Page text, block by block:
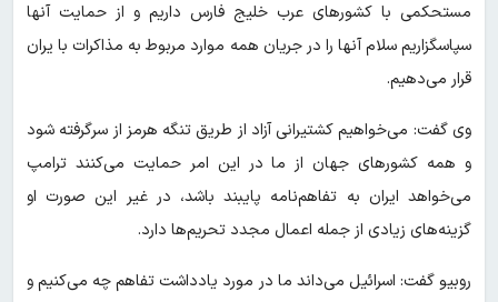
مستحکمی با کشورهای عرب خلیج فارس داریم و از حمایت آنها
سپاسگزاریم سلام آنها را در جریان همه موارد مربوط به مذاکرات با یران
قرار می‌دهیم.
وی گفت: می‌خواهیم کشتیرانی آزاد از طریق تنگه هرمز از سرگرفته شود
و همه کشورهای جهان از ما در این امر حمایت می‌کنند ترامپ
می‌خواهد ایران به تفاهم‌نامه پایبند باشد، در غیر این صورت او
گزینه‌های زیادی از جمله اعمال مجدد تحریم‌ها دارد.
روبیو گفت: اسرائیل می‌داند ما در مورد یادداشت تفاهم چه می‌کنیم و